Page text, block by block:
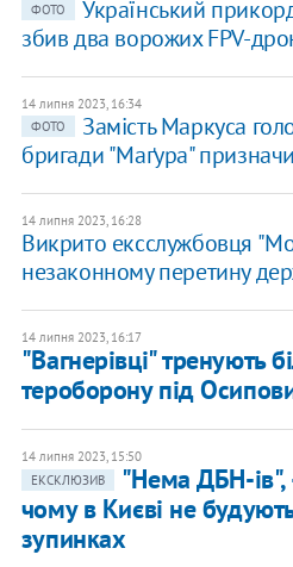
ФОТО
Український
збив два ворожих FPV-
14 липня 2023, 16:34
ФОТО
Замість Маркуса
бригади "Маґура"
14 липня 2023, 16:28
Викрито ексслужбовця
незаконному перетину
14 липня 2023, 16:17
​"Вагнерівці" тренують
тероборону під
14 липня 2023, 15:50
ЕКСКЛЮЗИВ
"Нема ДБН-ів",
чому в Києві не
зупинках